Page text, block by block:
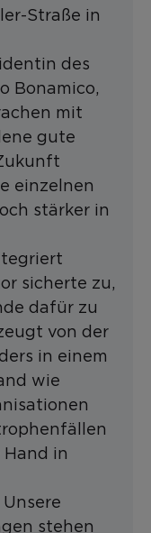
Straße in
des
Bonamico,
mit
gute
einzelnen
stärker in
sicherte zu,
dafür zu
von der
in einem
wie
in
stehen